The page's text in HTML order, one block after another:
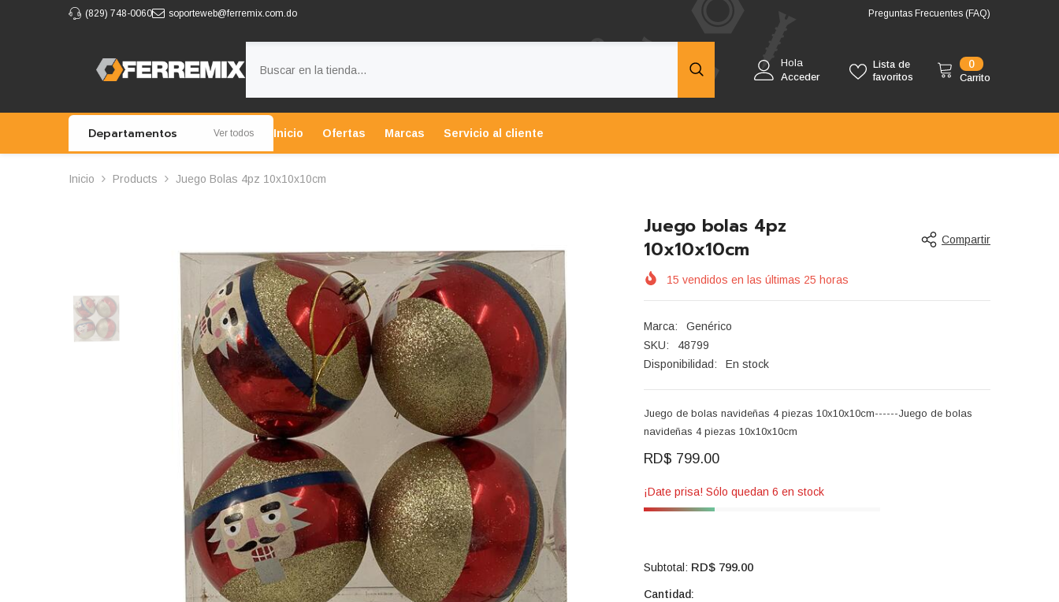
IR AL CONTENIDO(829) 748-0060 soporteweb@ferremix.com.do Preguntas Frecuentes (FAQ)
00
artículos
Carrito
Lista de
favoritos
Hola
Acceder
Departamentos Ver todos Inicio Ofertas Marcas Servicio al cliente
Inicio Products Juego Bolas 4pz 10x10x10cm
Juego bolas 4pz
10x10x10cm
Compartir
15 vendidos en las últimas 25 horas
Marca:
Genérico
SKU:
48799
Disponibilidad:
En stock
Juego de bolas navideñas 4 piezas 10x10x10cm------Juego de bolas
navideñas 4 piezas 10x10x10cm
RD$ 799.00
¡Date prisa! Sólo quedan 6 en stock
Subtotal: RD$ 799.00
Cantidad: